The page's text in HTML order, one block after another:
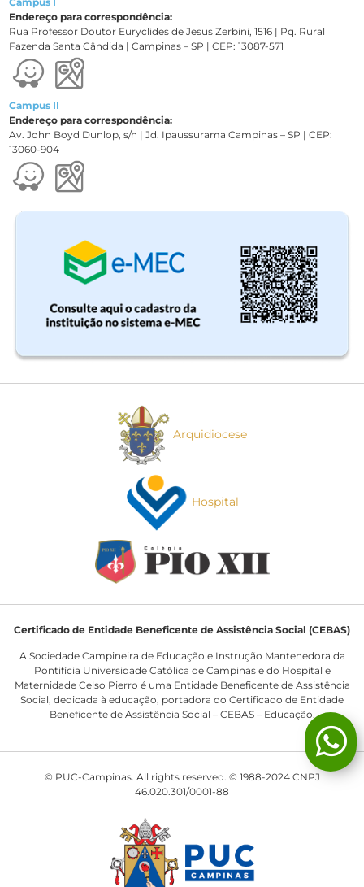
Campus I
Endereço para correspondência:
Rua Professor Doutor Euryclides de Jesus Zerbini, 1516 | Pq. Rural
Fazenda Santa Cândida | Campinas – SP | CEP: 13087-571
Campus II
Endereço para correspondência:
Av. John Boyd Dunlop, s/n | Jd. Ipaussurama Campinas – SP | CEP:
13060-904
Arquidiocese
Hospital
Certificado de Entidade Beneficente de Assistência Social (CEBAS)
A Sociedade Campineira de Educação e Instrução Mantenedora da
Pontifícia Universidade Católica de Campinas e do Hospital e
Maternidade Celso Pierro é uma Entidade Beneficente de Assistência
Social, dedicada à educação, portadora do Certificado de Entidade
Beneficente de Assistência Social – CEBAS – Educação.
© PUC-Campinas. All rights reserved. © 1988-2024 CNPJ
46.020.301/0001-88